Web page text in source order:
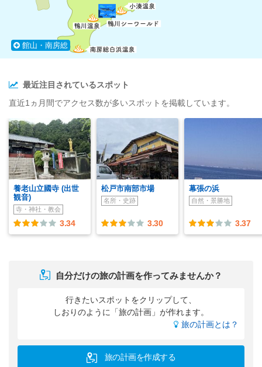
館山・南房総
最近注目されているスポット
直近1ヵ月間でアクセス数が多いスポットを掲載しています。
養老山立國寺 (出世
観音)
寺・神社・教会
3.34
松戸市南部市場
名所・史跡
3.30
幕張の浜
自然・景勝地
3.37
自分だけの旅の計画を作ってみませんか？
行きたいスポットをクリップして、
しおりのように「旅の計画」が作れます。
旅の計画とは？
旅の計画を作成する